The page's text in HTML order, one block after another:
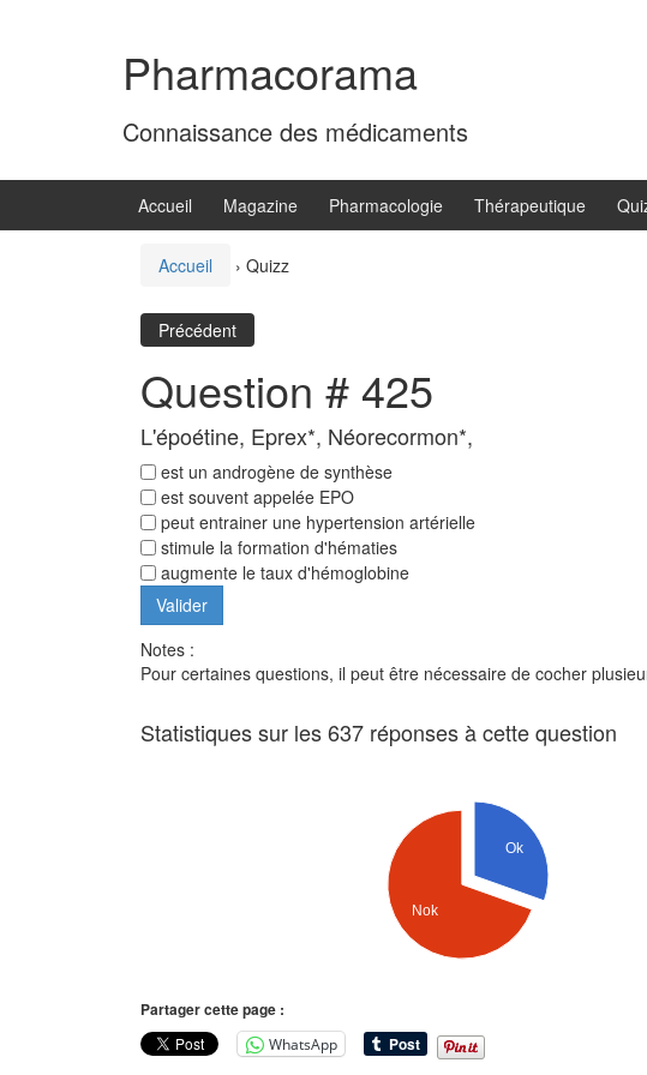
Pharmacorama
Connaissance des médicaments
Accueil Magazine Pharmacologie Thérapeutique
Accueil › Quizz
Précédent
Question # 425
L'époétine, Eprex*, Néorecormon*,
est un androgène de synthèse
est souvent appelée EPO
peut entrainer une hypertension artérielle
stimule la formation d'hématies
augmente le taux d'hémoglobine
Notes :
Pour certaines questions, il peut être nécessaire de cocher
Statistiques sur les 637 réponses à cette question
Ok
Nok
Partager cette page :
WhatsApp